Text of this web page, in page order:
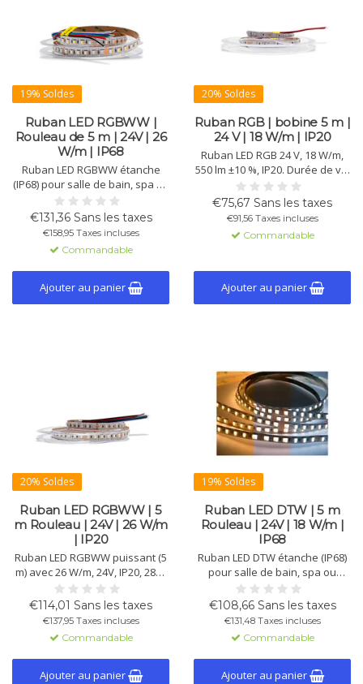
19% Soldes
Ruban LED RGBWW |
Rouleau de 5 m | 24V | 26
W/m | IP68
Ruban LED RGBWW étanche
(IP68) pour salle de bain, spa ou
extérieur. 24V, 26 W/m, blanc
chaud 2850K, 1400 lm, 96
puces/m, CRI 71, >50.000 h, 120°,
SMD 5050, bande 3M.
€131,36 Sans les taxes
€158,95 Taxes incluses
Commandable
Ajouter au panier
20% Soldes
Ruban RGB | bobine 5 m |
24 V | 18 W/m | IP20
Ruban LED RGB 24 V, 18 W/m,
550 lm ±10 %, IP20. Durée de vie
>50.000 h, 102 puces/m, bobine
5 m, adhésif 3M pour pose
facile. Flexible pour éclairage
€75,67 Sans les taxes
€91,56 Taxes incluses
Commandable
Ajouter au panier
20% Soldes
Ruban LED RGBWW | 5
m Rouleau | 24V | 26 W/m
| IP20
Ruban LED RGBWW puissant (5
m) avec 26 W/m, 24V, IP20, 2850
K, 1400 lm ±10 % et 96 chips/m.
Créez une ambiance colorée ou
chaleureuse, >90 CRI, dimmable
PWM, durée >50.000 h, adhésif
3M inclus.
€114,01 Sans les taxes
€137,95 Taxes incluses
Commandable
Ajouter au panier
19% Soldes
Ruban LED DTW | 5 m
Rouleau | 24V | 18 W/m |
IP68
Ruban LED DTW étanche (IP68)
pour salle de bain, spa ou
extérieur. DTW : la lumière
devient plus chaude en
diminuant (2000K–6500K). 5 m,
18 W/m, 24V, 1200 lm, 102
chips/m, CRI >90, >50.000 h,
adhésif 3M.
€108,66 Sans les taxes
€131,48 Taxes incluses
Commandable
Ajouter au panier